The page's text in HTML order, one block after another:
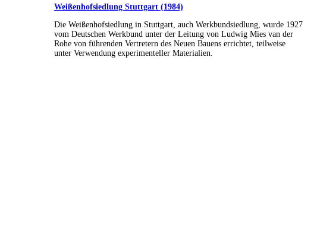
Weißenhofsiedlung Stuttgart (1984)
Die Weißenhofsiedlung in Stuttgart, auch Werkbundsiedlung, wurde 1927
vom Deutschen Werkbund unter der Leitung von Ludwig Mies van der
Rohe von führenden Vertretern des Neuen Bauens errichtet, teilweise
unter Verwendung experimenteller Materialien.